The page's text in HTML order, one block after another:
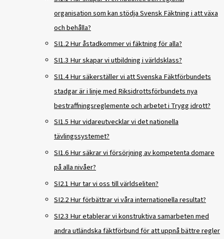
organisation som kan stödja Svensk Fäktning i att växa
och behålla?
SI1.2 Hur åstadkommer vi fäktning för alla?
SI1.3 Hur skapar vi utbildning i världsklass?
SI1.4 Hur säkerställer vi att Svenska Fäktförbundets
stadgar är i linje med Riksidrottsförbundets nya
bestraffningsreglemente och arbetet i Trygg idrott?
SI1.5 Hur vidareutvecklar vi det nationella
tävlingssystemet?
SI1.6 Hur säkrar vi försörjning av kompetenta domare
på alla nivåer?
SI2.1 Hur tar vi oss till världseliten?
SI2.2 Hur förbättrar vi våra internationella resultat?
SI2.3 Hur etablerar vi konstruktiva samarbeten med
andra utländska fäktförbund för att uppnå bättre regler